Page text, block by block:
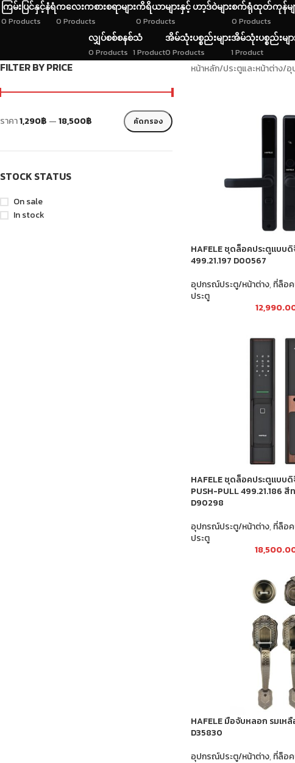
ကြမ်းပြင်နှင့်နံရံ
0 Products
ကလေးကစားစရာများ
0 Products
ကိရိယာများနှင့် ဟာ့ဒ်ဝဲများ
0 Products
စက်ရုံထုတ်ကုန်မျ
0 Products
လျှပ်စစ်စနစ်
0 Products
သံ
1 Product
အိမ်သုံးပစ္စည်းများ
0 Products
အိမ်သုံးပစ္စည်းမျာ
1 Product
FILTER BY PRICE
คัดกรอง
ราคา1,290฿ —18,500฿
STOCK STATUS
On sale
In stock
หน้าหลัก/ประตูและหน้าต่าง/อุ
HAFELE ชุดล็อคประตูแบบ
499.21.197 D00567
อุปกรณ์ประตู/หน้าต่าง,ที่ล็อ
ประตู
HAFELE ชุดล็อคประตูแบบ
PUSH-PULL 499.21.186
D90298
อุปกรณ์ประตู/หน้าต่าง,ที่ล็อ
ประตู
HAFELE มือจับหลอก รมเห
D35830
อุปกรณ์ประตู/หน้าต่าง,ที่ล็อ